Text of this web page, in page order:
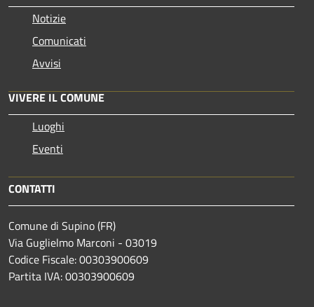
Notizie
Comunicati
Avvisi
VIVERE IL COMUNE
Luoghi
Eventi
CONTATTI
Comune di Supino (FR)
Via Guglielmo Marconi - 03019
Codice Fiscale: 00303900609
Partita IVA: 00303900609